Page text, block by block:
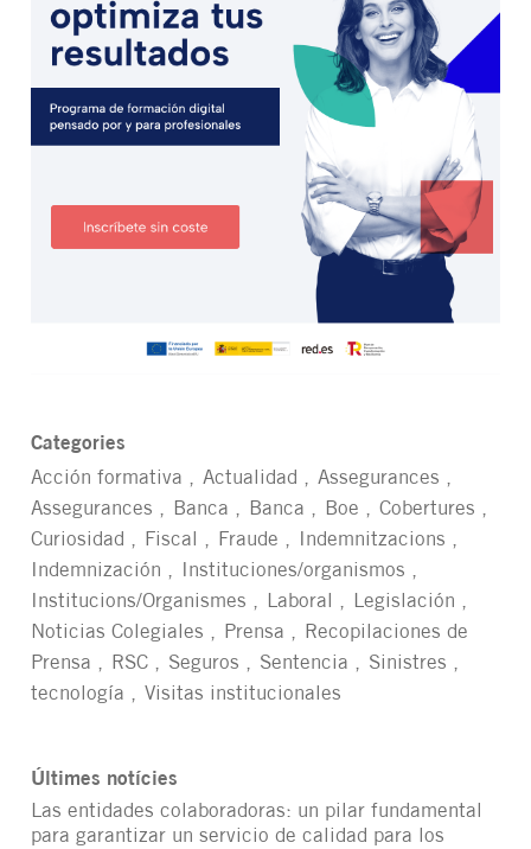
Categories
Acción formativa
Actualidad
Assegurances
Assegurances
Banca Banca Boe
Cobertures
Curiosidad
Fiscal Fraude
Indemnitzacions
Indemnización
Instituciones/organismos
Institucions/Organismes
Laboral
Legislación
Noticias Colegiales
Prensa
Recopilaciones de
Prensa
RSC Seguros Sentencia
Sinistres
tecnología
Visitas institucionales
Últimes notícies
Las entidades colaboradoras: un pilar fundamental
para garantizar un servicio de calidad para los